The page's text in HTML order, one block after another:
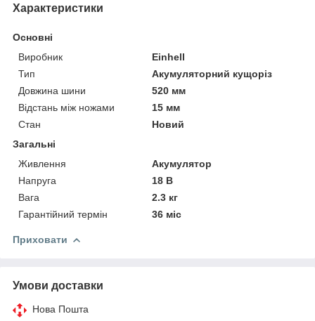
Характеристики
Основні
Виробник
Einhell
Тип
Акумуляторний кущоріз
Довжина шини
520 мм
Відстань між ножами
15 мм
Стан
Новий
Загальні
Живлення
Акумулятор
Напруга
18 В
Вага
2.3 кг
Гарантійний термін
36 міс
Приховати
Умови доставки
Нова Пошта